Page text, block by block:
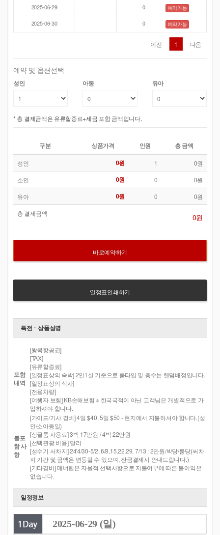
2025-06-29
0 예약가능
2025-06-30 0 예약가능
이전 1 다음
예약 및 옵션선택
성인 아동 유아
* 총 결제금액은 유류할증료+세금 포함 금액입니다.
구분 상품가격 인원 총 금액
성인 0원 1
0원
소인
0원 0
0원
유아
0원 0
0원
총 결제금액
0원
바로예약하기
일정표인쇄하기
특전ㆍ상품설명
포함
내역
[왕복항공권]
[TAX]
[유류할증료]
[일정표상의 숙박] 2인1실 기준으로 룸타입 및 층수는 랜덤배정입니다.
[일정표상의 식사]
[전용차량]
[여행자 보험] KB손해보험 ※ 한국국적이 아닌 고객님은 개별적으로 가
입하셔야 합니다.
불포
함 사
항
[가이드/기사 경비] 4일 $40, 5일 $50 - 현지에서 지불하셔야 합니다.(성
인/소아동일)
[싱글룸 사용료] 3박 17만원 / 4박 22만원
[선택관광 비용] 달러
[성수기 서차지] 24'4/30-5/2, 6/8,15,22,29, 7/13 : 2만원/박당/룸당(써차
지 기간 및 금액은 변동될 수 있으며, 잔금결제시 안내드립니다.)
[기타경비] 매너팁은 자율적 선택사항으로 지불여부에 따른 불이익은
없습니다.
일정정보
2025-06-29 (일)